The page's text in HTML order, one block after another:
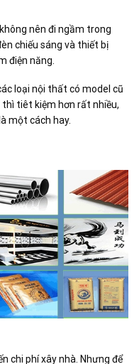
nên đi ngầm trong
chiếu sáng và thiết bị
điện năng.
loại nội thất có model cũ
tiêt kiệm hơn rất nhiều,
một cách hay.
chi phí xây nhà. Nhưng để